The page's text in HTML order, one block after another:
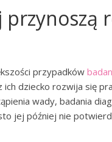
przynoszą
przypadków
ich dziecko rozwija się
wady, badania
jej później nie